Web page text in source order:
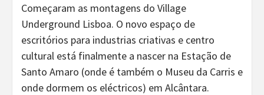
Começaram as montagens do Village
Underground Lisboa. O novo espaço de
escritórios para industrias criativas e centro
cultural está finalmente a nascer na Estação de
Santo Amaro (onde é também o Museu da Carris e
onde dormem os eléctricos) em Alcântara.